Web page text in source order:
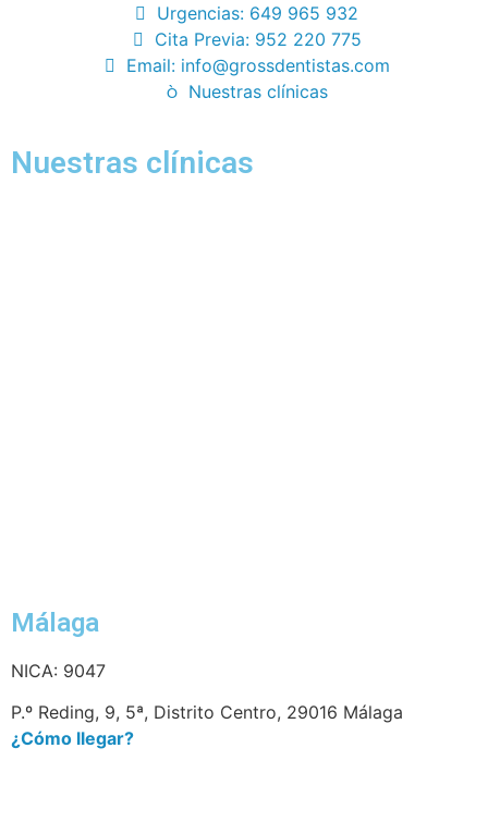
Urgencias: 649 965 932
Cita Previa: 952 220 775
Email: info@grossdentistas.com
Nuestras clínicas
Nuestras clínicas
Málaga
NICA: 9047
P.º Reding, 9, 5ª, Distrito Centro, 29016 Málaga
¿Cómo llegar?